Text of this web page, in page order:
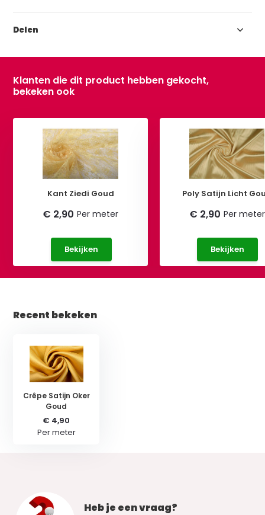
Delen
Klanten die dit product hebben gekocht,
bekeken ook
Kant Ziedi Goud
€ 2,90 Per meter
Bekijken
Poly Satijn Licht
€ 2,90 Per meter
Bekijken
Recent bekeken
Crêpe Satijn Oker
Goud
€ 4,90
Per meter
Heb je een vraag?